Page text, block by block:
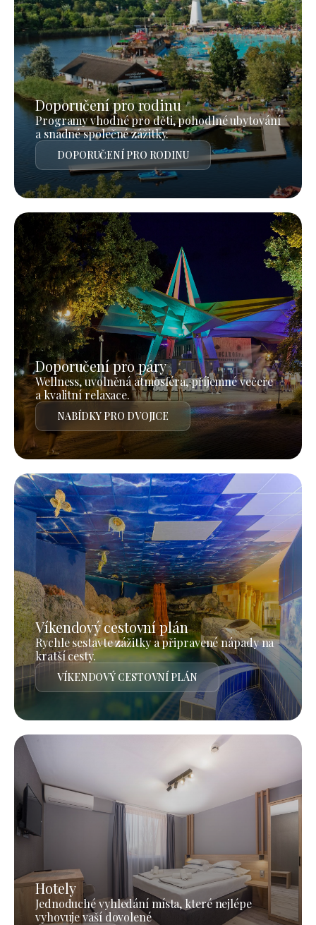
Doporučení pro rodinu
Programy vhodné pro děti, pohodlné ubytování
a snadné společné zážitky.
DOPORUČENÍ PRO RODINU
Doporučení pro páry
Wellness, uvolněná atmosféra, příjemné večeře
a kvalitní relaxace.
NABÍDKY PRO DVOJICE
Víkendový cestovní plán
Rychle sestavte zážitky a připravené nápady na
kratší cesty.
VÍKENDOVÝ CESTOVNÍ PLÁN
Hotely
Jednoduché vyhledání místa, které nejlépe
vyhovuje vaší dovolené